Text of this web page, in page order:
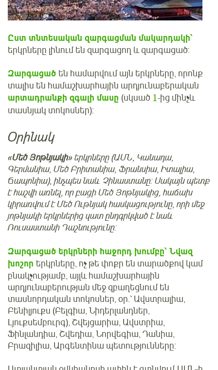
Ըստ տնտեսական զարգացման մակարդակի՝
երկրները լինում են զարգացող և զարգացած:
Զարգացած են համարվում այն երկրները, որոնք
տալիս են համաշխարհային արդյունաբերական
արտադրանքի զգալի մասը (սկսած 1-ից մինչև
տասնյակ տոկոսներ):
Օրինակ
«Մեծ Յոթնյակի» երկրները (ԱՄՆ, Կանադա,
Գերմանիա, Մեծ Բրիտանիա, Ֆրանսիա, Իտալիա,
Ճապոնիա), ինչպես նաև Չինաստանը: Սակայն պետք
է հաշվի առնել, որ բացի Մեծ Յոթնյակից, հաճախ
կիրառվում է Մեծ Ութնյակ հասկացությունը, որի մեջ
յոթնյակի երկրներից զատ ընդգրկված է նաև
Ռուսաստանի Դաշնությունը:
Զարգացած երկրների հաջորդ խումբը՝ Նվազ
խոշոր երկրները, ոչ թե փոքր են տարածքով կամ
բնակչությամբ, այլև համաշխարհային
արդյունաբերության մեջ զբաղեցնում են
տասնորդական տոկոսներ, օր.՝ Ավստրալիա,
Բենիլյուքս (Բելգիա, Նիդերլանդներ,
Լյուքսեմբուրգ), Շվեյցարիա, Ավստրիա,
Ֆինլանդիա, Շվեդիա, Նորվեգիա, Դանիա,
Բրազիլիա, Արգենտինա պետությունները: